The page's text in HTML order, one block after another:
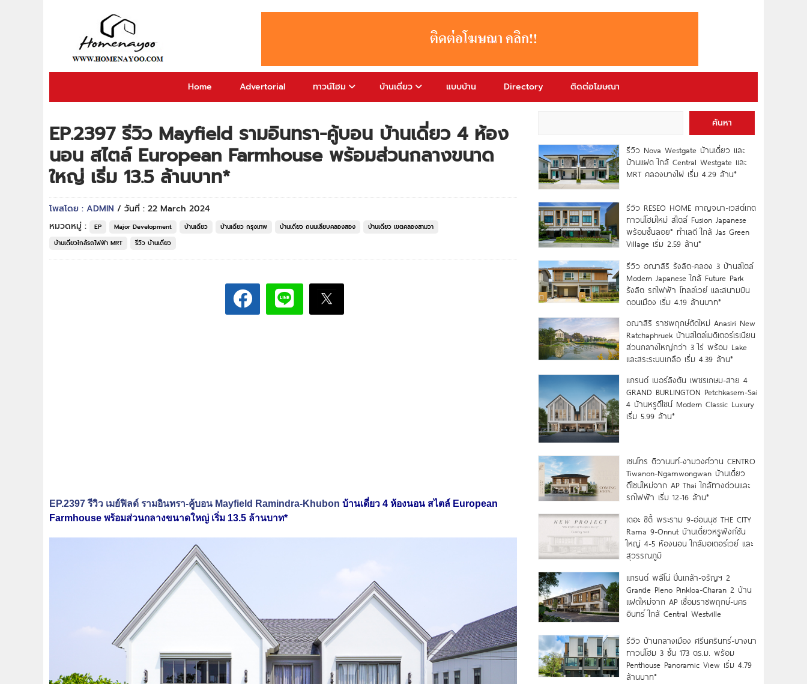
Home Advertorial ทาวน์โฮม บ้านเดี่ยว แบบบ้าน Directory ติดต่อโฆษณา
EP.2397 รีวิว Mayfield รามอินทรา-คู้บอน บ้านเดี่ยว 4 ห้อง
นอน สไตล์ European Farmhouse พร้อมส่วนกลางขนาด
ใหญ่ เริ่ม 13.5 ล้านบาท*
โพสโดย : ADMIN / วันที่ : 22 March 2024
หมวดหมู่ :
EP Major Development บ้านเดี่ยว บ้านเดี่ยว กรุงเทพ บ้านเดี่ยว ถนนเลียบคลองสอง
บ้านเดี่ยว เขตคลองสามวา
บ้านเดี่ยวใกล้รถไฟฟ้า MRT
รีวิว บ้านเดี่ยว
EP.2397 รีวิว เมย์ฟิลด์ รามอินทรา-คู้บอน Mayfield Ramindra-Khubon บ้านเดี่ยว 4 ห้องนอน สไตล์ European
Farmhouse พร้อมส่วนกลางขนาดใหญ่ เริ่ม 13.5 ล้านบาท*
ค้นหา
รีวิว Nova Westgate บ้านเดี่ยว และ
บ้านแฝด ใกล้ Central Westgate และ
MRT คลองบางไผ่ เริ่ม 4.29 ล้าน*
รีวิว RESEO HOME กาญจนา-เวสต์เกต
ทาวน์โฮมใหม่ สไตล์ Fusion Japanese
พร้อมชั้นลอย* ทำเลดี ใกล้ Jas Green
Village เริ่ม 2.59 ล้าน*
รีวิว อณาสิริ รังสิต-คลอง 3 บ้านสไตล์
Modern Japanese ใกล้ Future Park
รังสิต รถไฟฟ้า โทลล์เวย์ และสนามบิน
ดอนเมือง เริ่ม 4.19 ล้านบาท*
อณาสิริ ราชพฤกษ์ตัดใหม่ Anasiri New
Ratchaphruek บ้านสไตล์เมดิเตอร์เรเนียน
ส่วนกลางใหญ่กว่า 3 ไร่ พร้อม Lake
และสระระบบเกลือ เริ่ม 4.39 ล้าน*
แกรนด์ เบอร์ลิงตัน เพชรเกษม-สาย 4
GRAND BURLINGTON Petchkasem-Sai
4 บ้านหรูดีไซน์ Modern Classic Luxury
เริ่ม 5.99 ล้าน*
เซนโทร ติวานนท์-งามวงศ์วาน CENTRO
Tiwanon-Ngamwongwan บ้านเดี่ยว
ดีไซน์ใหม่จาก AP Thai ใกล้ทางด่วนและ
รถไฟฟ้า เริ่ม 12-16 ล้าน*
เดอะ ซิตี้ พระราม 9-อ่อนนุช THE CITY
Rama 9-Onnut บ้านเดี่ยวหรูฟังก์ชัน
ใหญ่ 4-5 ห้องนอน ใกล้มอเตอร์เวย์ และ
สุวรรณภูมิ
แกรนด์ พลีโน่ ปิ่นเกล้า-จรัญฯ 2
Grande Pleno Pinkloa-Charan 2 บ้าน
แฝดใหม่จาก AP เชื่อมราชพฤกษ์-นคร
อินทร์ ใกล้ Central Westville
รีวิว บ้านกลางเมือง ศรีนครินทร์-บางนา
ทาวน์โฮม 3 ชั้น 173 ตร.ม. พร้อม
Penthouse Panoramic View เริ่ม 4.79
ล้านบาท*